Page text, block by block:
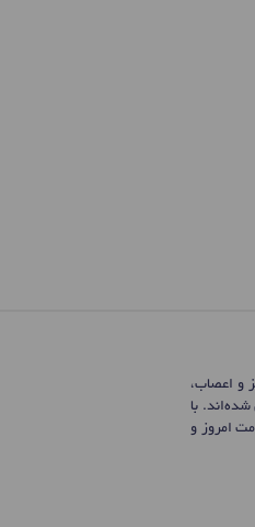
و اعصاب،
با
امروز و